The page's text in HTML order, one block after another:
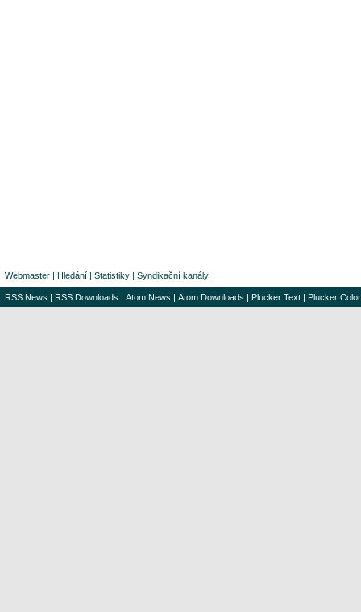
Webmaster | Hledání | Statistiky | Syndikační kanály
RSS News | RSS Downloads | Atom News | Atom Downloads | Plucker Text | Plucker Color